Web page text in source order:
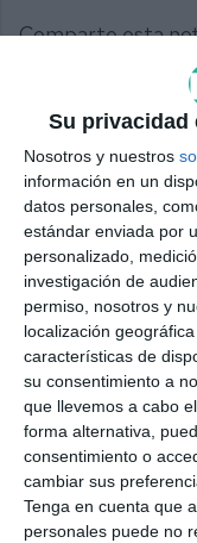
Su privacidad
Nosotros y nuestros
información en un
datos personales,
estándar enviada por
personalizado,
investigación de
permiso, nosotros y
localización
características de
su consentimiento a
que llevemos a cabo
forma alternativa,
consentimiento o
cambiar sus
Tenga en cuenta que
personales puede no
Comparte esta
https://
RADIOCONTROL